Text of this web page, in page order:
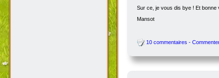
Sur ce, je vous dis bye ! Et bonne
Mansot
10 commentaires -